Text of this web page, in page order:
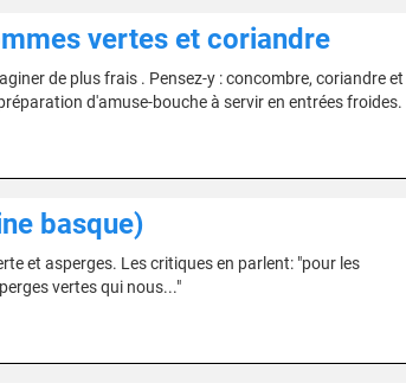
vertes et coriandre
de plus frais . Pensez-y : concombre, coriandre et
d'amuse-bouche à servir en entrées froides.
basque)
et asperges. Les critiques en parlent: "pour les
vertes qui nous..."